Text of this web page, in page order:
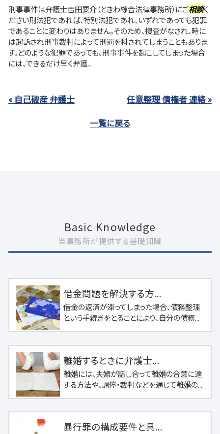
刑事事件は弁護士吉田要介（ときわ綜合法律事務所）にご相談く
ださい刑法犯であれば、特別法犯であれ、いずれであっても犯罪
であることに変わりはありません。そのため、捜査がなされ、時に
は起訴され刑事裁判によって刑罰を科されてしまうこともありま
す。どのような犯罪であっても、刑事事件を起こしてしまった場合
には、できるだけ早く弁護...
« 自己破産 弁護士
任意整理 債権者 連絡 »
一覧に戻る
Basic Knowledge
当事務所が提供する基礎知識
借金問題を解決する方...
借金の返済が滞ってしまった場合、債務整理
という手続きをとることにより、自分の債務...
離婚するときに弁護士...
離婚には、夫婦が話し合って離婚の合意に達
する方法や、調停・裁判などを通じて離婚の...
暴行罪の構成要件と具...